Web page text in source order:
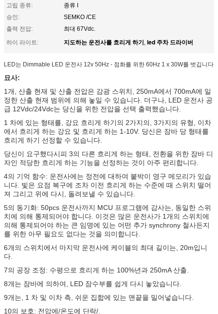
고립 종류:
종류 I
승인:
SEMKO /CE
출력 전압:
최대 67Vdc.
하이 라이트:
지도하는 운전사를 흐리게 하기, led 주차 드라이버
LED는 Dimmable LED 운전사 12v 50Hz - 점화를 위한 60Hz 1 x 30W를 벗깁니다
묘사:
1개, 산출 현재 및 산출 전압은 감광 스위치, 250mA에서 700mA에 일
정한 산출 현재 범위에 의해 놓일 수 있습니다. 더구나, LED 운전사 공
급 12Vdc/24Vdc는 당신을 위한 전압을 선택 출력했습니다.
1 차에 있는 형태를, 강요 흐리게 하기의 2가지의, 3가지의 유형, 이차
에서 흐리게 하는 강요 및 흐리게 하는 1-10V. 당신은 잠바 당 형태를
흐리게 하기 선정할 수 있습니다.
당신이 요구했다시피 3의 다른 흐리게 하는 형태, 전환을 위한 잠바 디
자인 적당한 흐리게 하는 기능을 선정하는 것이 아주 편리합니다.
4의 기억 함수: 운전사에는 정전에 대하여 붙박이 영구 메모리가 있습
니다. 빛은 요점 복구에 조차 이전 흐리게 하는 수준에 때 스위치 떨어
져 그리고 위에 다시, 돌려보낼 수 있습니다.
5의 동기화: 50pcs 운전사까지 MCU 프로그램에 감사는, 동일한 스위
치에 의해 통제되어야 합니다. 이것은 많은 운전사가 1개의 스위치에
의해 통제되어야 하는 큰 임명에 있는 어떤 추가 synchrony 철사든지
를 위한 아무 필요도 없다는 것을 의미합니다.
6개의 스위치에서 마지막 운전사에 케이블의 최대 길이는, 20m입니
다.
7의 공장 조정: 수평으로 흐리게 하는 100%년과 250mA 산출.
8개는 잠바에 의하여, LED 잠수부를 쉽게 다시 놓았습니다.
9개는, 1 차 및 이차 측, 쉬운 집합에 있는 맨끝을 밀어넣습니다.
10의 보호: 전압에/온도에 단락/.